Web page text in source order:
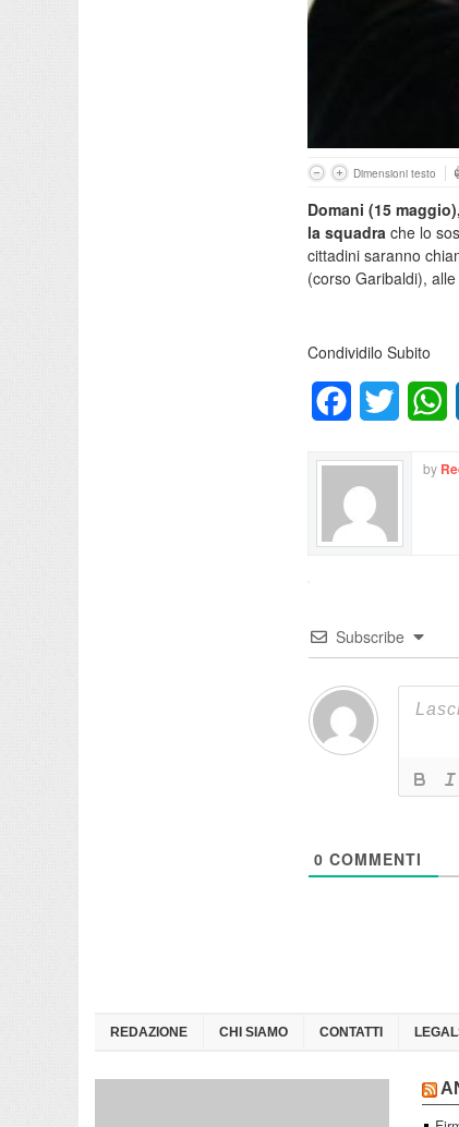
Dimensioni testo
Domani (15
la squadra che lo
cittadini saranno
(corso Garibaldi), alle
Condividilo Subito
FacebookTwitter
by
Subscribe
0 COMMENTI
REDAZIONE CHI SIAMO CONTATTI